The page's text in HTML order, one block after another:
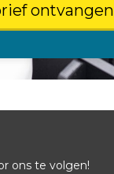
ontvangen
ons te volgen!